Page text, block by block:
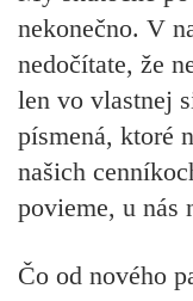
nekonečno. V
nedočítate, že
len vo vlastnej
písmená, ktoré
našich
povieme, u nás
Čo od nového